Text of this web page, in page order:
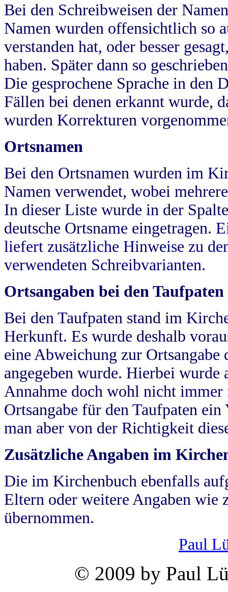
Bei den Schreibweisen der
Namen wurden offensichtlich so
verstanden hat, oder besser
haben. Später dann so
Die gesprochene Sprache in
Fällen bei denen erkannt wurde,
wurden Korrekturen
Ortsnamen
Bei den Ortsnamen wurden im
Namen verwendet, wobei
In dieser Liste wurde in der
deutsche Ortsname eingetragen.
liefert zusätzliche Hinweise zu
verwendeten Schreibvarianten.
Ortsangaben bei den Taufpaten
Bei den Taufpaten stand im
Herkunft. Es wurde deshalb
eine Abweichung zur
angegeben wurde. Hierbei wurde
Annahme doch wohl nicht
Ortsangabe für den Taufpaten
man aber von der Richtigkeit
Zusätzliche Angaben im
Die im Kirchenbuch ebenfalls
Eltern oder weitere Angaben wie
übernommen.
Paul
© 2009 by Paul